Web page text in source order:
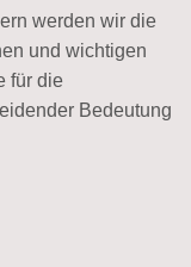
werden wir die
und wichtigen
für die
Bedeutung